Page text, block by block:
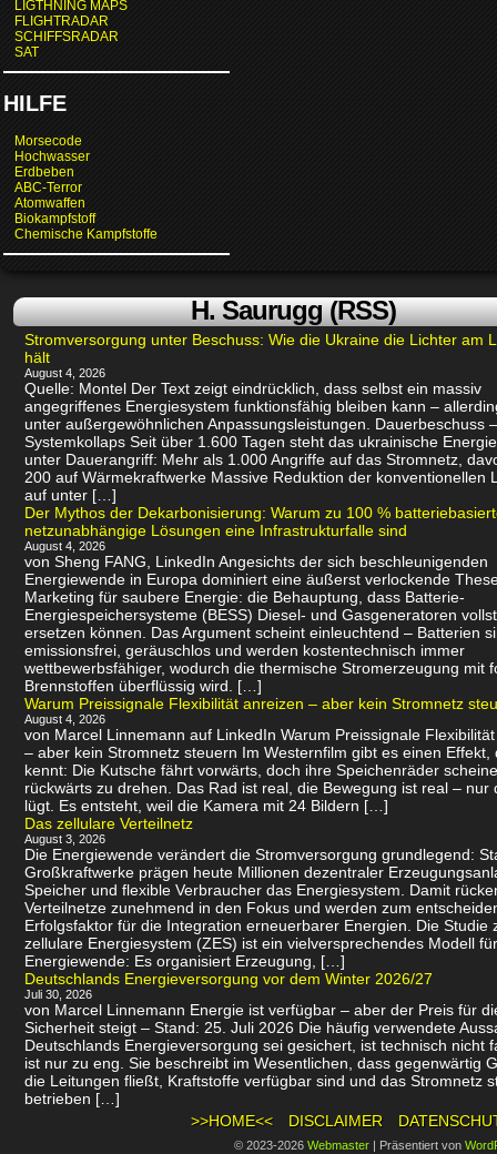
LIGTHNING MAPS
FLIGHTRADAR
SCHIFFSRADAR
SAT
HILFE
Morsecode
Hochwasser
Erdbeben
ABC-Terror
Atomwaffen
Biokampfstoff
Chemische Kampfstoffe
H. Saurugg (RSS)
Stromversorgung unter Beschuss: Wie die Ukraine die Lichter am
hält
August 4, 2026
Quelle: Montel Der Text zeigt eindrücklich, dass selbst ein massiv
angegriffenes Energiesystem funktionsfähig bleiben kann –
unter außergewöhnlichen Anpassungsleistungen. Dauerbeschuss
Systemkollaps Seit über 1.600 Tagen steht das ukrainische
unter Dauerangriff: Mehr als 1.000 Angriffe auf das Stromnetz,
200 auf Wärmekraftwerke Massive Reduktion der konventionellen
auf unter […]
Der Mythos der Dekarbonisierung: Warum zu 100 %
netzunabhängige Lösungen eine Infrastrukturfalle sind
August 4, 2026
von Sheng FANG, LinkedIn Angesichts der sich beschleunigenden
Energiewende in Europa dominiert eine äußerst verlockende
Marketing für saubere Energie: die Behauptung, dass Batterie-
Energiespeichersysteme (BESS) Diesel- und Gasgeneratoren
ersetzen können. Das Argument scheint einleuchtend – Batterien
emissionsfrei, geräuschlos und werden kostentechnisch immer
wettbewerbsfähiger, wodurch die thermische Stromerzeugung mit
Brennstoffen überflüssig wird. […]
Warum Preissignale Flexibilität anreizen – aber kein Stromnetz
August 4, 2026
von Marcel Linnemann auf LinkedIn Warum Preissignale
– aber kein Stromnetz steuern Im Westernfilm gibt es einen Effekt,
kennt: Die Kutsche fährt vorwärts, doch ihre Speichenräder
rückwärts zu drehen. Das Rad ist real, die Bewegung ist real – nur
lügt. Es entsteht, weil die Kamera mit 24 Bildern […]
Das zellulare Verteilnetz
August 3, 2026
Die Energiewende verändert die Stromversorgung grundlegend:
Großkraftwerke prägen heute Millionen dezentraler
Speicher und flexible Verbraucher das Energiesystem. Damit
Verteilnetze zunehmend in den Fokus und werden zum
Erfolgsfaktor für die Integration erneuerbarer Energien. Die Studie
zellulare Energiesystem (ZES) ist ein vielversprechendes Modell
Energiewende: Es organisiert Erzeugung, […]
Deutschlands Energieversorgung vor dem Winter 2026/27
Juli 30, 2026
von Marcel Linnemann Energie ist verfügbar – aber der Preis für
Sicherheit steigt – Stand: 25. Juli 2026 Die häufig verwendete
Deutschlands Energieversorgung sei gesichert, ist technisch nicht
ist nur zu eng. Sie beschreibt im Wesentlichen, dass gegenwärtig
die Leitungen fließt, Kraftstoffe verfügbar sind und das Stromnetz
betrieben […]
>>HOME<<
DISCLAIMER
© 2023-2026 Webmaster | Präsentiert von